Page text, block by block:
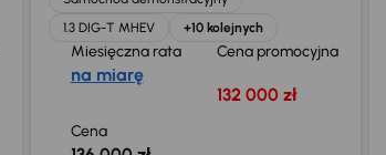
1.3 DIG-T MHEV
+10 kolejnych
Miesięczna rata
na miarę
Cena promocyjna
132 000 zł
Cena